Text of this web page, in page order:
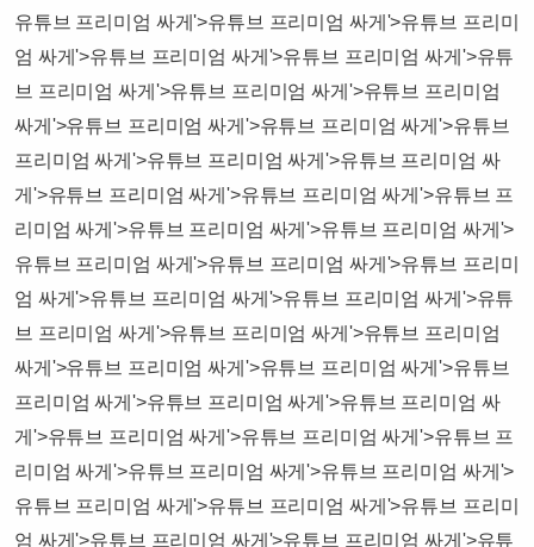
유튜브 프리미엄 싸게'>유튜브 프리미엄 싸게'>유튜브 프리미
엄 싸게'>유튜브 프리미엄 싸게'>유튜브 프리미엄 싸게'>유튜
브 프리미엄 싸게'>유튜브 프리미엄 싸게'>유튜브 프리미엄
싸게'>유튜브 프리미엄 싸게'>유튜브 프리미엄 싸게'>유튜브
프리미엄 싸게'>유튜브 프리미엄 싸게'>유튜브 프리미엄 싸
게'>유튜브 프리미엄 싸게'>유튜브 프리미엄 싸게'>유튜브 프
리미엄 싸게'>유튜브 프리미엄 싸게'>유튜브 프리미엄 싸게'>
유튜브 프리미엄 싸게'>유튜브 프리미엄 싸게'>유튜브 프리미
엄 싸게'>유튜브 프리미엄 싸게'>유튜브 프리미엄 싸게'>유튜
브 프리미엄 싸게'>유튜브 프리미엄 싸게'>유튜브 프리미엄
싸게'>유튜브 프리미엄 싸게'>유튜브 프리미엄 싸게'>유튜브
프리미엄 싸게'>유튜브 프리미엄 싸게'>유튜브 프리미엄 싸
게'>유튜브 프리미엄 싸게'>유튜브 프리미엄 싸게'>유튜브 프
리미엄 싸게'>유튜브 프리미엄 싸게'>유튜브 프리미엄 싸게'>
유튜브 프리미엄 싸게'>유튜브 프리미엄 싸게'>유튜브 프리미
엄 싸게'>유튜브 프리미엄 싸게'>유튜브 프리미엄 싸게'>유튜